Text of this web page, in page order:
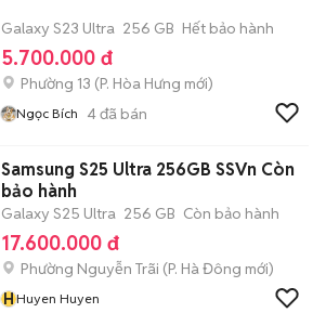
Galaxy S23 Ultra 256 GB Hết bảo hành
5.700.000 đ
Phường 13 (P. Hòa Hưng mới)
Ngọc Bích 4đã bán
Samsung S25 Ultra 256GB SSVn Còn
bảo hành
Galaxy S25 Ultra 256 GB Còn bảo hành
17.600.000 đ
Phường Nguyễn Trãi (P. Hà Đông mới)
HHuyen Huyen